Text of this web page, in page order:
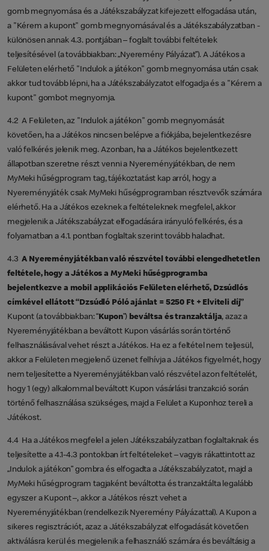
gomb megnyomása és a Játékszabályzat kifejezett elfogadása után,
a "Kérem a kupont" gomb megnyomásával és a Játékszabályzatban -
különösen annak 4.3. pontjában – foglalt további feltételek
teljesítésével (a továbbiakban: „Nyeremény Pályázat”). A Játékos a
Felületen elérhető "Indulok a játékon" gomb megnyomása után csak
akkor tud tovább lépni, ha a Játékszabályzatot elfogadja és a "Kérem a
kupont" gombot megnyomja.
4.2 A Felületen, az "Indulok a játékon" gomb megnyomását
követően, ha a Játékos nincsen belépve a fiókjába, bejelentkezésre
való felkérés jelenik meg. Azonban, ha a Játékos bejelentkezett
állapotban szeretne részt venni a Nyereményjátékban, de nem
MyMeki hűségprogram tag, tájékoztatást kap arról, hogy a
Nyereményjáték csak MyMeki hűségprogramban résztvevők számára
elérhető. Ha a Játékos ezeknek a feltételeknek megfelel, akkor
megjelenik a Játékszabályzat elfogadására irányuló felkérés, és a
folyamatban a 4.1. pontban foglaltak szerint tovább haladhat.
4.3A Nyereményjátékban való részvétel további elengedhetetlen
feltétele, hogy a Játékos a MyMeki hűségprogramba
bejelentkezve a mobil applikációs Felületen elérhető, Dzsúdlós
címkével ellátott “Dzsúdló Póló ajánlat = 5250 Ft + Elviteli díj”
Kupont (a továbbiakban: “Kupon”) beváltsa és tranzaktálja, azaz a
Nyereményjátékban a beváltott Kupon vásárlás során történő
felhasználásával vehet részt a Játékos. Ha ez a feltétel nem teljesül,
akkor a Felületen megjelenő üzenet felhívja a Játékos figyelmét, hogy
nem teljesítette a Nyereményjátékban való részvétel azon feltételét,
hogy 1 (egy) alkalommal beváltott Kupon vásárlási tranzakció során
történő felhasználása szükséges, majd a Felület a Kuponhoz tereli a
Játékost.
4.4 Ha a Játékos megfelel a jelen Játékszabályzatban foglaltaknak és
teljesítette a 4.1-4.3 pontokban írt feltételeket – vagyis rákattintott az
„Indulok a játékon” gombra és elfogadta a Játékszabályzatot, majd a
MyMeki hűségprogram tagjaként beváltotta és tranzaktálta legalább
egyszer a Kupont –, akkor a Játékos részt vehet a
Nyereményjátékban (rendelkezik Nyeremény Pályázattal). A Kupon a
sikeres regisztrációt, azaz a Játékszabályzat elfogadását követően
aktiválásra kerül és megjelenik a felhasználó számára és beváltásig a